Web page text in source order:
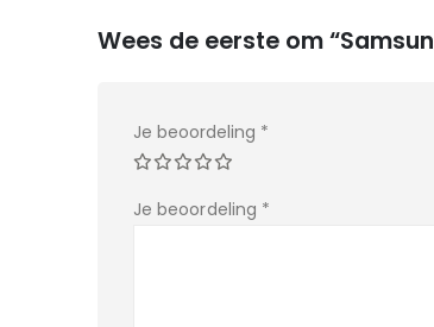
Wees de eerste om
Je beoordeling *
Je beoordeling *